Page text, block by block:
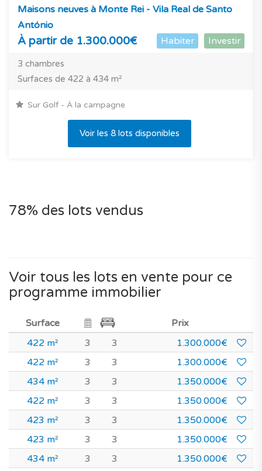
Maisons neuves à Monte Rei - Vila Real de Santo
António
À partir de 1.300.000€ Habiter Investir
3 chambres
Surfaces de 422 à 434 m²
Sur Golf - À la campagne
Voir les 8 lots disponibles
78% des lots vendus
Voir tous les lots en vente pour ce
programme immobilier
Surface
Prix
422 m²
3 3
1.300.000€
422 m²
3 3
1.300.000€
434 m²
3 3
1.350.000€
422 m²
3 3
1.350.000€
423 m²
3 3
1.350.000€
423 m²
3 3
1.350.000€
434 m²
3 3
1.350.000€